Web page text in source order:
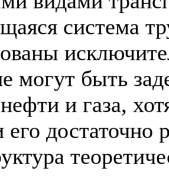
система
могут быть
и газа,
его достаточно